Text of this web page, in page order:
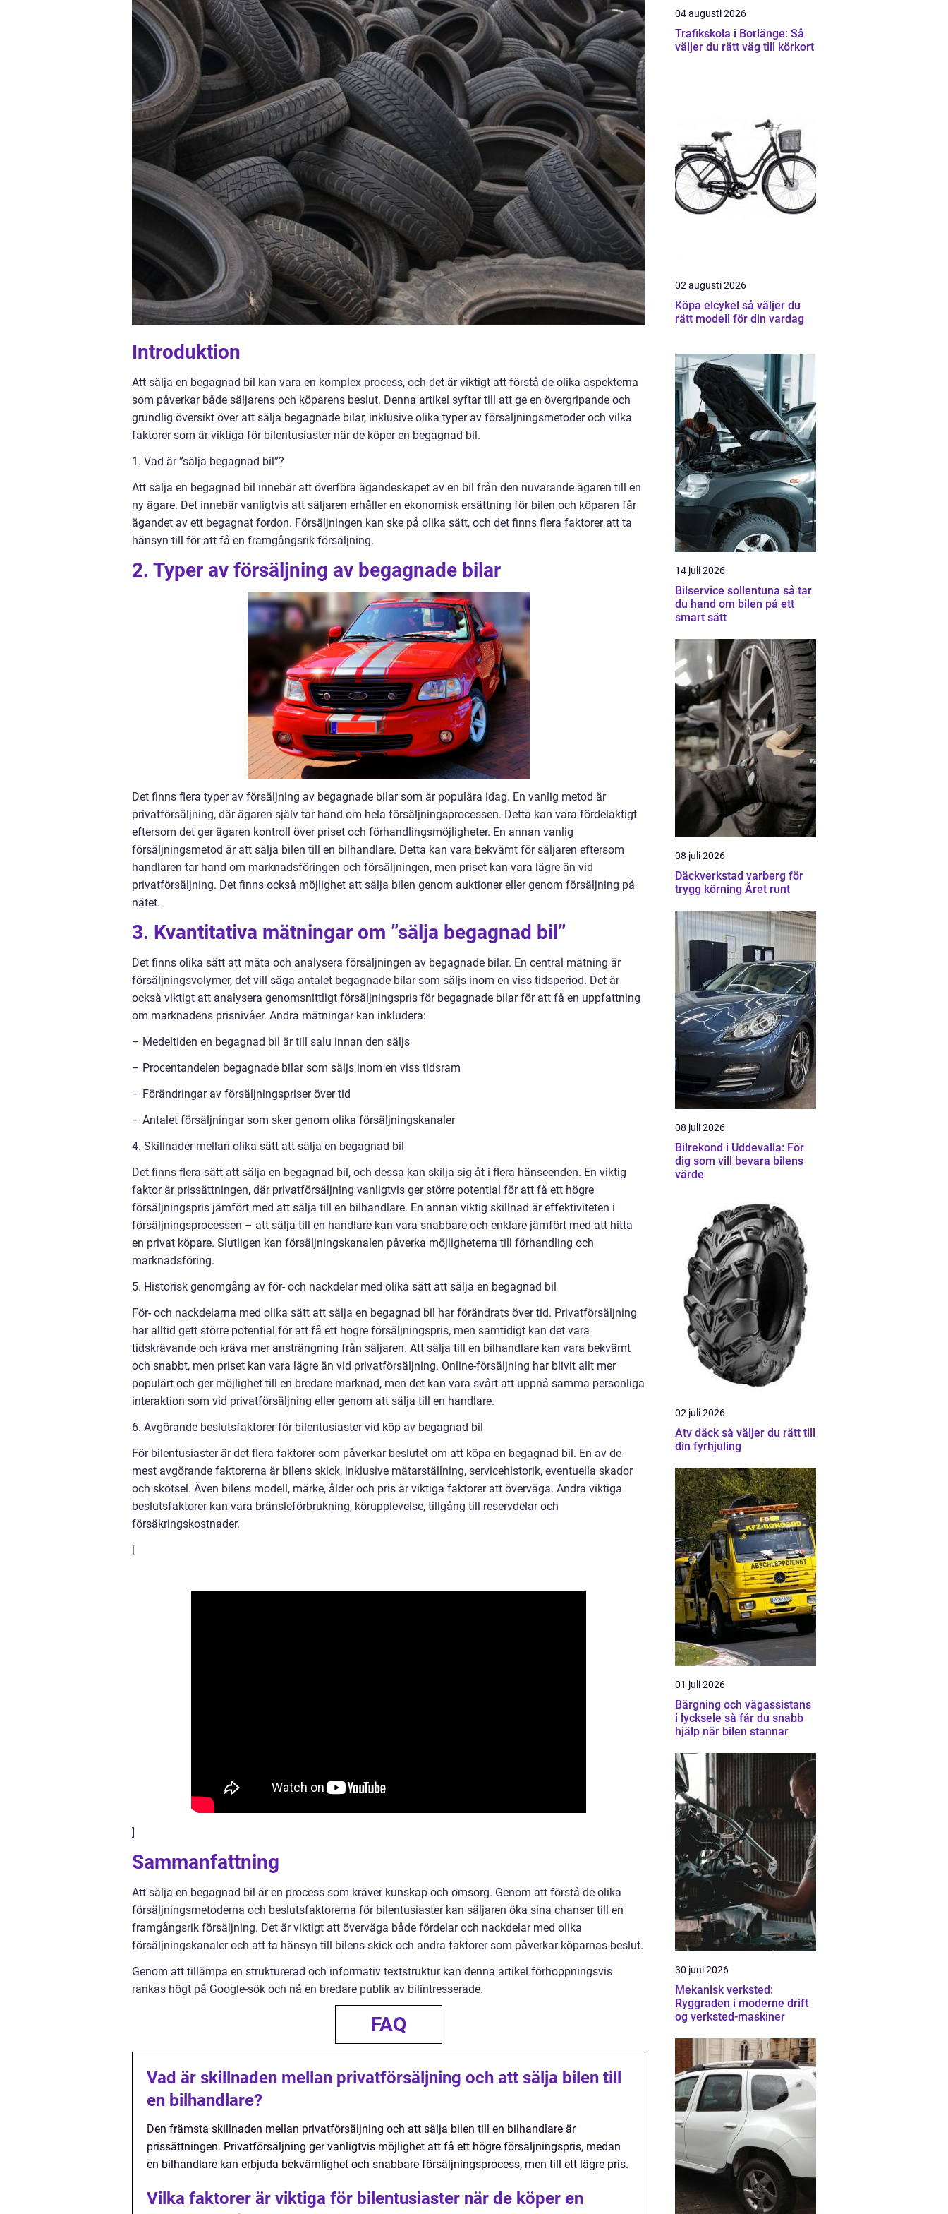
Introduktion
Att sälja en begagnad bil kan vara en komplex process, och det är viktigt att förstå de olika aspekterna
som påverkar både säljarens och köparens beslut. Denna artikel syftar till att ge en övergripande och
grundlig översikt över att sälja begagnade bilar, inklusive olika typer av försäljningsmetoder och vilka
faktorer som är viktiga för bilentusiaster när de köper en begagnad bil.
1. Vad är ”sälja begagnad bil”?
Att sälja en begagnad bil innebär att överföra ägandeskapet av en bil från den nuvarande ägaren till en
ny ägare. Det innebär vanligtvis att säljaren erhåller en ekonomisk ersättning för bilen och köparen får
ägandet av ett begagnat fordon. Försäljningen kan ske på olika sätt, och det finns flera faktorer att ta
hänsyn till för att få en framgångsrik försäljning.
2. Typer av försäljning av begagnade bilar
Det finns flera typer av försäljning av begagnade bilar som är populära idag. En vanlig metod är
privatförsäljning, där ägaren själv tar hand om hela försäljningsprocessen. Detta kan vara fördelaktigt
eftersom det ger ägaren kontroll över priset och förhandlingsmöjligheter. En annan vanlig
försäljningsmetod är att sälja bilen till en bilhandlare. Detta kan vara bekvämt för säljaren eftersom
handlaren tar hand om marknadsföringen och försäljningen, men priset kan vara lägre än vid
privatförsäljning. Det finns också möjlighet att sälja bilen genom auktioner eller genom försäljning på
nätet.
3. Kvantitativa mätningar om ”sälja begagnad bil”
Det finns olika sätt att mäta och analysera försäljningen av begagnade bilar. En central mätning är
försäljningsvolymer, det vill säga antalet begagnade bilar som säljs inom en viss tidsperiod. Det är
också viktigt att analysera genomsnittligt försäljningspris för begagnade bilar för att få en uppfattning
om marknadens prisnivåer. Andra mätningar kan inkludera:
– Medeltiden en begagnad bil är till salu innan den säljs
– Procentandelen begagnade bilar som säljs inom en viss tidsram
– Förändringar av försäljningspriser över tid
– Antalet försäljningar som sker genom olika försäljningskanaler
4. Skillnader mellan olika sätt att sälja en begagnad bil
Det finns flera sätt att sälja en begagnad bil, och dessa kan skilja sig åt i flera hänseenden. En viktig
faktor är prissättningen, där privatförsäljning vanligtvis ger större potential för att få ett högre
försäljningspris jämfört med att sälja till en bilhandlare. En annan viktig skillnad är effektiviteten i
försäljningsprocessen – att sälja till en handlare kan vara snabbare och enklare jämfört med att hitta
en privat köpare. Slutligen kan försäljningskanalen påverka möjligheterna till förhandling och
marknadsföring.
5. Historisk genomgång av för- och nackdelar med olika sätt att sälja en begagnad bil
För- och nackdelarna med olika sätt att sälja en begagnad bil har förändrats över tid. Privatförsäljning
har alltid gett större potential för att få ett högre försäljningspris, men samtidigt kan det vara
tidskrävande och kräva mer ansträngning från säljaren. Att sälja till en bilhandlare kan vara bekvämt
och snabbt, men priset kan vara lägre än vid privatförsäljning. Online-försäljning har blivit allt mer
populärt och ger möjlighet till en bredare marknad, men det kan vara svårt att uppnå samma personliga
interaktion som vid privatförsäljning eller genom att sälja till en handlare.
6. Avgörande beslutsfaktorer för bilentusiaster vid köp av begagnad bil
För bilentusiaster är det flera faktorer som påverkar beslutet om att köpa en begagnad bil. En av de
mest avgörande faktorerna är bilens skick, inklusive mätarställning, servicehistorik, eventuella skador
och skötsel. Även bilens modell, märke, ålder och pris är viktiga faktorer att överväga. Andra viktiga
beslutsfaktorer kan vara bränsleförbrukning, körupplevelse, tillgång till reservdelar och
försäkringskostnader.
[
]
Sammanfattning
Att sälja en begagnad bil är en process som kräver kunskap och omsorg. Genom att förstå de olika
försäljningsmetoderna och beslutsfaktorerna för bilentusiaster kan säljaren öka sina chanser till en
framgångsrik försäljning. Det är viktigt att överväga både fördelar och nackdelar med olika
försäljningskanaler och att ta hänsyn till bilens skick och andra faktorer som påverkar köparnas beslut.
Genom att tillämpa en strukturerad och informativ textstruktur kan denna artikel förhoppningsvis
rankas högt på Google-sök och nå en bredare publik av bilintresserade.
FAQ
Vad är skillnaden mellan privatförsäljning och att sälja bilen till
en bilhandlare?
Den främsta skillnaden mellan privatförsäljning och att sälja bilen till en bilhandlare är
prissättningen. Privatförsäljning ger vanligtvis möjlighet att få ett högre försäljningspris, medan
en bilhandlare kan erbjuda bekvämlighet och snabbare försäljningsprocess, men till ett lägre pris.
Vilka faktorer är viktiga för bilentusiaster när de köper en
04 augusti 2026
Trafikskola i Borlänge: Så
väljer du rätt väg till körkort
02 augusti 2026
Köpa elcykel så väljer du
rätt modell för din vardag
14 juli 2026
Bilservice sollentuna så tar
du hand om bilen på ett
smart sätt
08 juli 2026
Däckverkstad varberg för
trygg körning Året runt
08 juli 2026
Bilrekond i Uddevalla: För
dig som vill bevara bilens
värde
02 juli 2026
Atv däck så väljer du rätt till
din fyrhjuling
01 juli 2026
Bärgning och vägassistans
i lycksele så får du snabb
hjälp när bilen stannar
30 juni 2026
Mekanisk verksted:
Ryggraden i moderne drift
og verksted-maskiner